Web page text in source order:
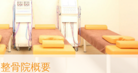
整骨院概要